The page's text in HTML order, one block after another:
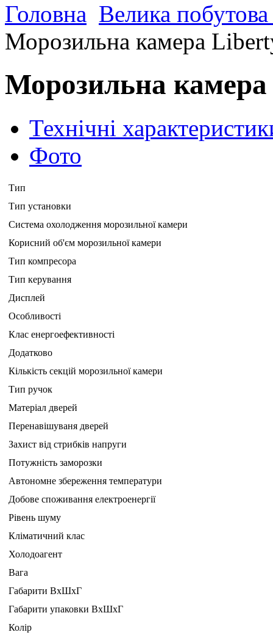
Головна Велика побутова
Морозильна камера
Морозильна
Технічні
Фото
Тип
Тип установки
Система охолодження морозильної камери
Корисний об'єм морозильної камери
Тип компресора
Тип керування
Дисплей
Особливості
Клас енергоефективності
Додатково
Кількість секцій морозильної камери
Тип ручок
Матеріал дверей
Перенавішуваня дверей
Захист від стрибків напруги
Потужність заморозки
Автономне збереження температури
Добове споживання електроенергії
Рівень шуму
Кліматичний клас
Холодоагент
Вага
Габарити ВхШхГ
Габарити упаковки ВхШхГ
Колір